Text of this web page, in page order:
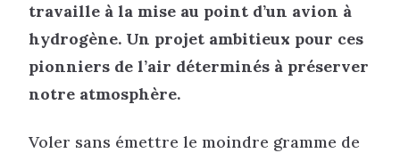
travaille à la mise au point d’un avion à
hydrogène. Un projet ambitieux pour ces
pionniers de l’air déterminés à préserver
notre atmosphère.
Voler sans émettre le moindre gramme de